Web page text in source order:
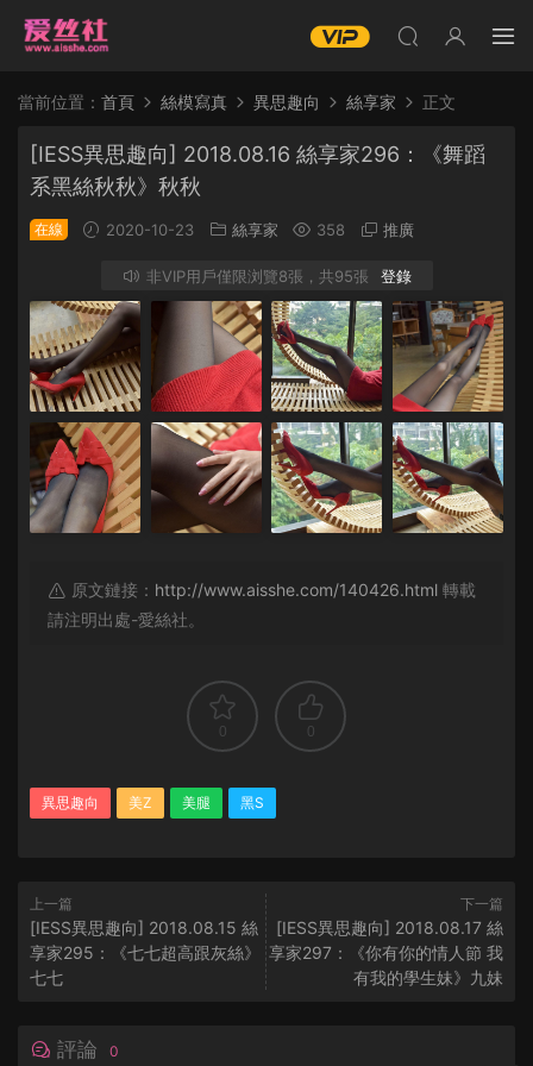
當前位置： 首頁 絲模寫真 異思趣向 絲享家 正文
[IESS異思趣向] 2018.08.16 絲享家296：《舞蹈
系黑絲秋秋》秋秋
在線 2020-10-23 絲享家 358 推廣
非VIP用戶僅限浏覽8張，共95張 登錄
原文鏈接： http://www.aisshe.com/140426.html 轉載
請注明出處-愛絲社。
0 0
異思趣向 美Z 美腿 黑S
上一篇
[IESS異思趣向] 2018.08.15 絲
享家295：《七七超高跟灰絲》
七七
下一篇
[IESS異思趣向] 2018.08.17 絲
享家297：《你有你的情人節 我
有我的學生妹》九妹
評論 0